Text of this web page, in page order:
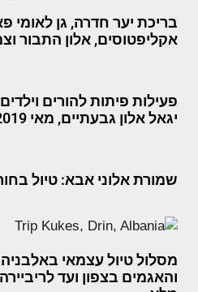
בריכת יער חדרה, גן לאומי
אקליפטוסים, אלון התבור
פעילות פיתות להורים
יגאל אלון גבעתיים, מאי 2019
שמורת אלוני אבא: טיול
מסלול טיול עצמאי
והאגמים בצפון ועד